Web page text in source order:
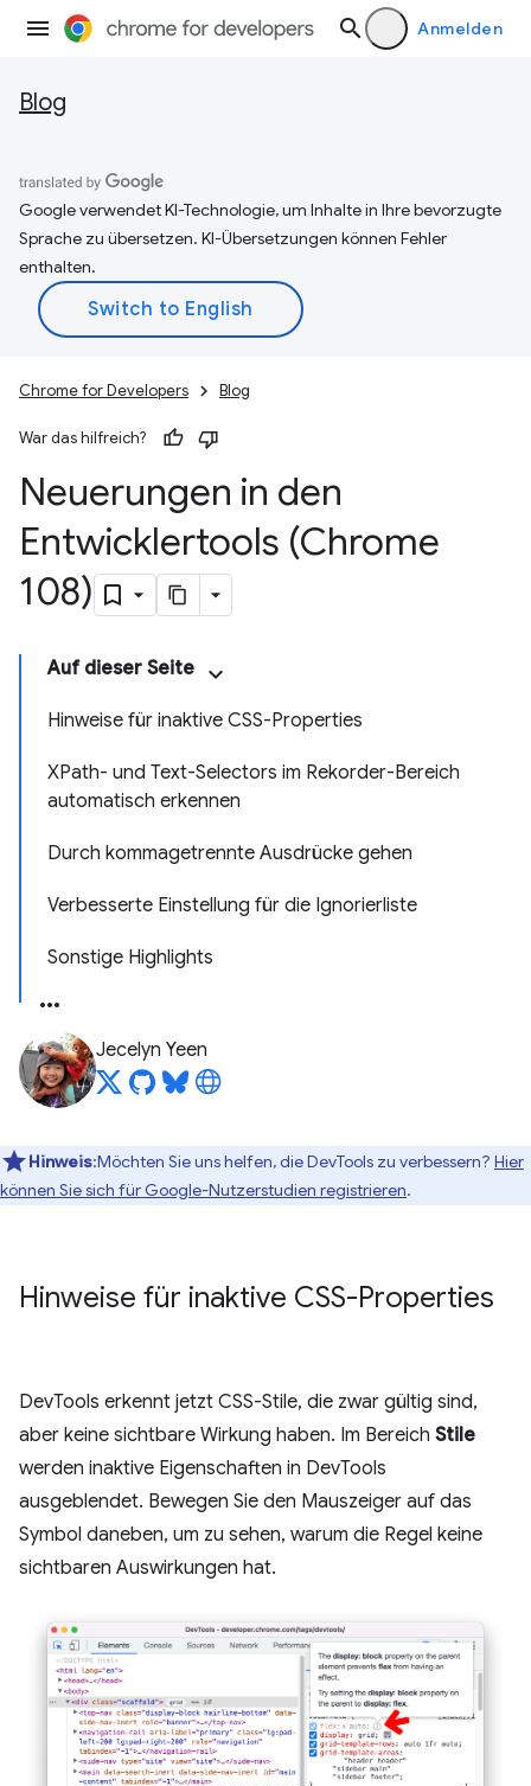
Anmelden
Blog
Google verwendet KI-Technologie, um Inhalte in Ihre bevorzugte
Sprache zu übersetzen. KI-Übersetzungen können Fehler
enthalten.
Chrome for Developers Blog
War das hilfreich?
Neuerungen in den
Entwicklertools (Chrome
108)
Auf dieser Seite
Hinweise für inaktive CSS-Properties
XPath- und Text-Selectors im Rekorder-Bereich
automatisch erkennen
Durch kommagetrennte Ausdrücke gehen
Verbesserte Einstellung für die Ignorierliste
Sonstige Highlights
Jecelyn Yeen
Hinweis:Möchten Sie uns helfen, die DevTools zu verbessern? Hier
können Sie sich für Google-Nutzerstudien registrieren.
Hinweise für inaktive CSS-Properties
DevTools erkennt jetzt CSS-Stile, die zwar gültig sind,
aber keine sichtbare Wirkung haben. Im Bereich Stile
werden inaktive Eigenschaften in DevTools
ausgeblendet. Bewegen Sie den Mauszeiger auf das
Symbol daneben, um zu sehen, warum die Regel keine
sichtbaren Auswirkungen hat.